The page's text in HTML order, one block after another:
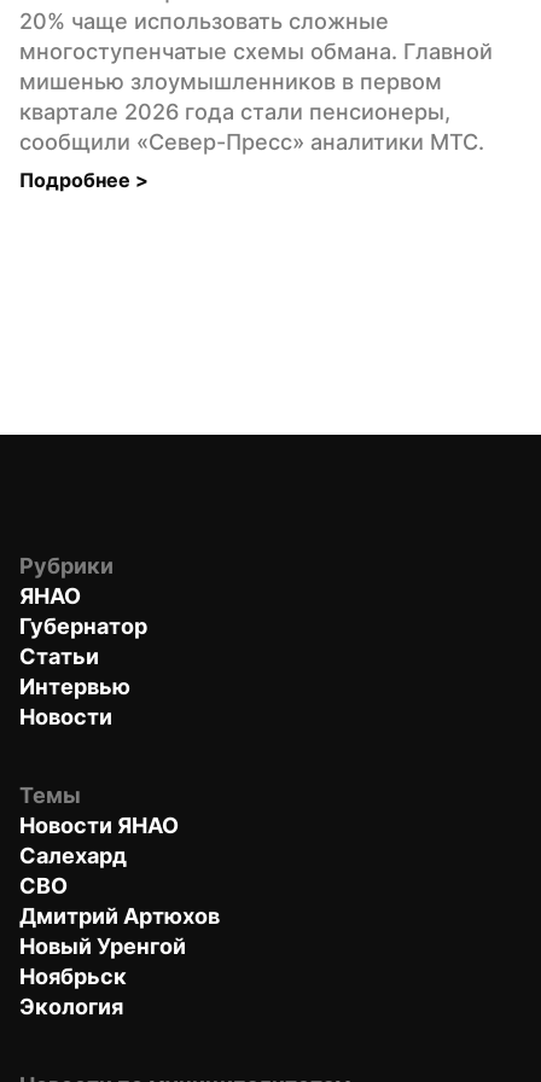
20% чаще использовать сложные
многоступенчатые схемы обмана. Главной
мишенью злоумышленников в первом
квартале 2026 года стали пенсионеры,
сообщили «Север-Пресс» аналитики МТС.
Подробнее >
Рубрики
ЯНАО
Губернатор
Статьи
Интервью
Новости
Темы
Новости ЯНАО
Салехард
СВО
Дмитрий Артюхов
Новый Уренгой
Ноябрьск
Экология